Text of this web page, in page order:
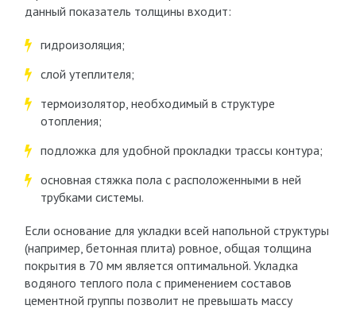
данный показатель толщины входит:
гидроизоляция;
слой утеплителя;
термоизолятор, необходимый в структуре
отопления;
подложка для удобной прокладки трассы контура;
основная стяжка пола с расположенными в ней
трубками системы.
Если основание для укладки всей напольной структуры
(например, бетонная плита) ровное, общая толщина
покрытия в 70 мм является оптимальной. Укладка
водяного теплого пола с применением составов
цементной группы позволит не превышать массу